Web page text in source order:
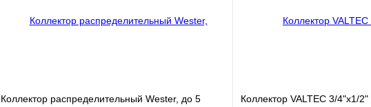
Коллектор распределительный Wester, до 5
Коллектор VALTEC 3/4"х1/